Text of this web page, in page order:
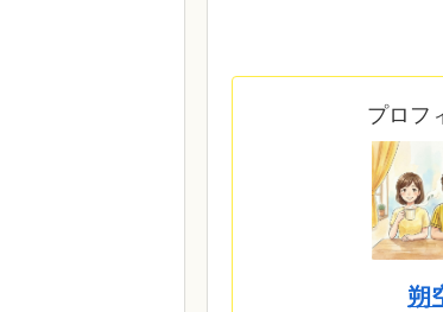
プロフ
朔